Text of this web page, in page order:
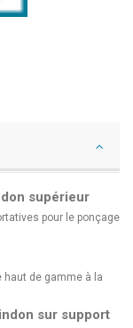
supérieur
pour le ponçage
haut de gamme à la
sur support